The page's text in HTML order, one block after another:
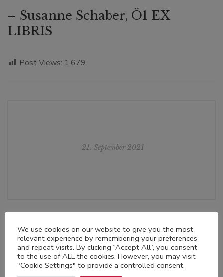
– Susanne Schaber, Ö1 EX
LIBRIS
Post Views: 1.679
21. September 2021
21. September 2021
We use cookies on our website to give you the most
relevant experience by remembering your preferences
and repeat visits. By clicking “Accept All”, you consent
to the use of ALL the cookies. However, you may visit
"Cookie Settings" to provide a controlled consent.